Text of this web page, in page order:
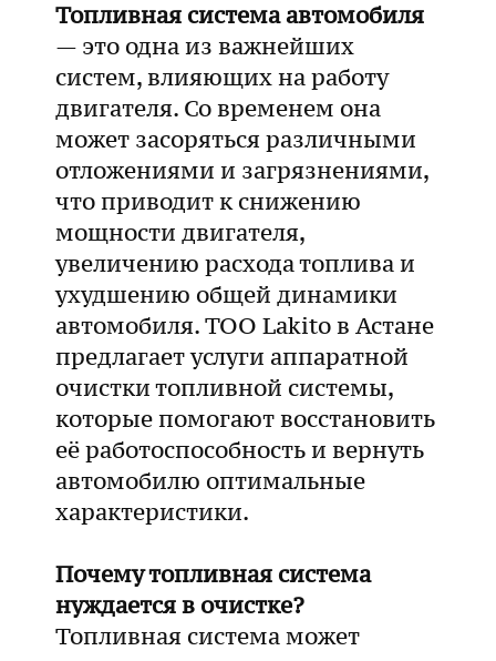
Топливная система автомобиля
— это одна из важнейших
систем, влияющих на работу
двигателя. Со временем она
может засоряться различными
отложениями и загрязнениями,
что приводит к снижению
мощности двигателя,
увеличению расхода топлива и
ухудшению общей динамики
автомобиля. ТОО Lakito в Астане
предлагает услуги аппаратной
очистки топливной системы,
которые помогают восстановить
её работоспособность и вернуть
автомобилю оптимальные
характеристики.
Почему топливная система
нуждается в очистке?
Топливная система может